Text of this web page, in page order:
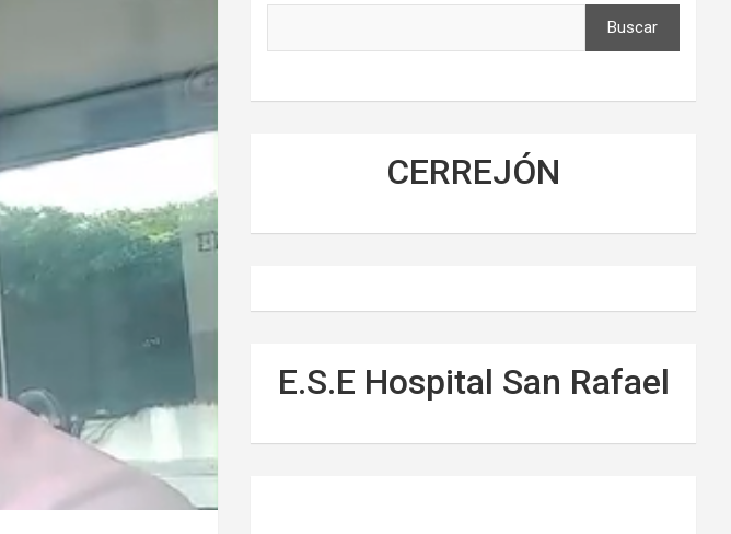
Buscar
CERREJÓN
E.S.E Hospital San Rafael